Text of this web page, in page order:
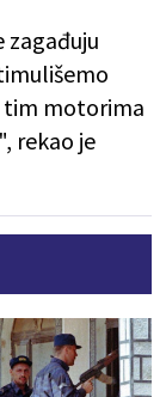
zagađuju
tim motorima
rekao je